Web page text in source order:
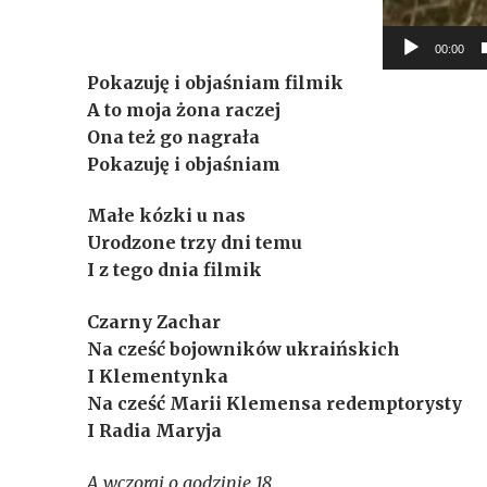
00:00
Pokazuję i objaśniam filmik
A to moja żona raczej
Ona też go nagrała
Pokazuję i objaśniam
Małe kózki u nas
Urodzone trzy dni temu
I z tego dnia filmik
Czarny Zachar
Na cześć bojowników ukraińskich
I Klementynka
Na cześć Marii Klemensa redemptorysty
I Radia Maryja
A wczoraj o godzinie 18